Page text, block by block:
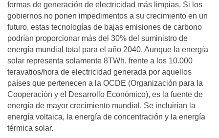
formas de generación de electricidad más limpias. Si los
gobiernos no ponen impedimentos a su crecimiento en un
futuro, estas tecnologías de bajas emisiones de carbono
podrían proporcionar más del 30% del suministro de
energía mundial total para el año 2040. Aunque la energía
solar representa solamente 8TWh, frente a los 10.000
teravatios/hora de electricidad generada por aquellos
países que pertenecen a la OCDE (Organización para la
Cooperación y el Desarrollo Económico), es la fuente de
energía de mayor crecimiento mundial. Se incluirían la
energía voltaica, la energía de concentración y la energía
térmica solar.